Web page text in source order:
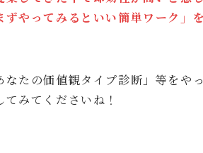
やってみるといい簡単ワーク」
たの価値観タイプ診断」等をや
みてくださいね！